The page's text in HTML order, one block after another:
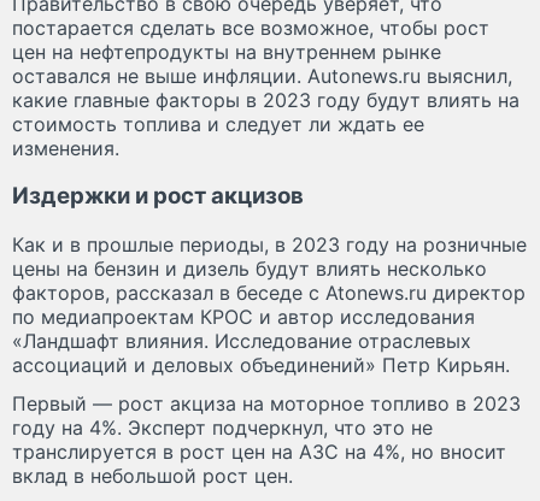
постарается сделать все возможное, чтобы рост
цен на нефтепродукты на внутреннем рынке
оставался не выше инфляции. Autonews.ru выяснил,
какие главные факторы в 2023 году будут влиять на
стоимость топлива и следует ли ждать ее
изменения.
Издержки и рост акцизов
Как и в прошлые периоды, в 2023 году на розничные
цены на бензин и дизель будут влиять несколько
факторов, рассказал в беседе с Atonews.ru директор
по медиапроектам КРОС и автор исследования
«Ландшафт влияния. Исследование отраслевых
ассоциаций и деловых объединений» Петр Кирьян.
Первый — рост акциза на моторное топливо в 2023
году на 4%. Эксперт подчеркнул, что это не
транслируется в рост цен на АЗС на 4%, но вносит
вклад в небольшой рост цен.